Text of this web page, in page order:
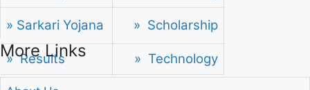
» Sarkari Yojana » Scholarship
» Results » Technology
More Links